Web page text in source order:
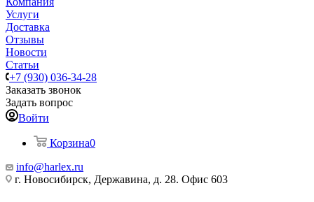
Услуги
Доставка
Отзывы
Новости
Статьи
+7 (930) 036-34-28
Заказать звонок
Задать вопрос
Войти
Корзина0
info@harlex.ru
г. Новосибирск, Державина, д. 28. Офис 603